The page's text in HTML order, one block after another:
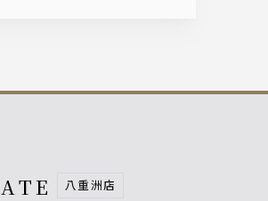
八重洲店